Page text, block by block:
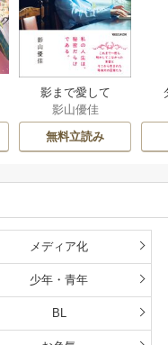
影まで愛して
影山優佳
無料立読み
メディア化
少年・青年
BL